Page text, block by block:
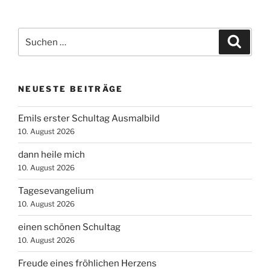
nach:
NEUESTE BEITRÄGE
Emils erster Schultag Ausmalbild
10. August 2026
dann heile mich
10. August 2026
Tagesevangelium
10. August 2026
einen schönen Schultag
10. August 2026
Freude eines fröhlichen Herzens